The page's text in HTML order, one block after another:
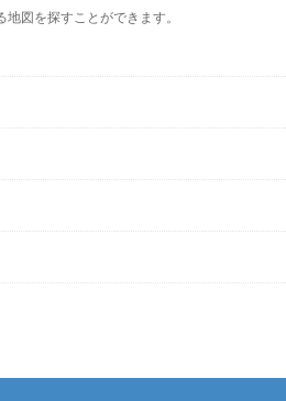
図を探すことができます。